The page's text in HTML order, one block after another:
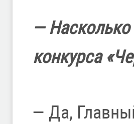
—
конкурса
— Да,